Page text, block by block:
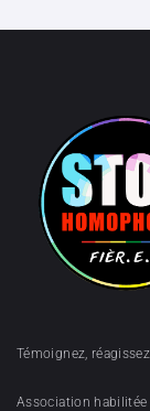
Témoignez,
Association habilitée